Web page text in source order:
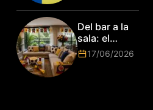
Mundo de
Park de Roma
2026!
Del bar a la
sala: el
Mundial
2026 vuelve
17/06/2026